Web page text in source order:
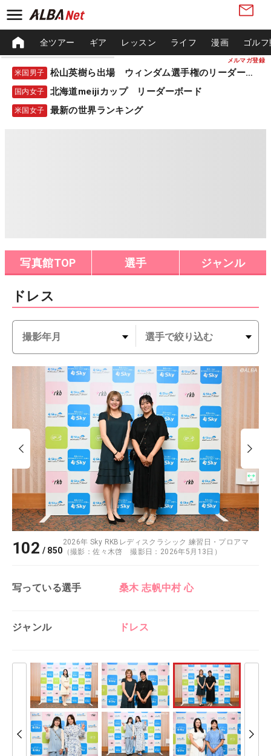
メルマガ登録
全ツアー ギア レッスン ライフ 漫画 ゴル
米国男子 松山英樹ら出場 ウィンダム選手権のリーダーボード
国内女子 北海道meijiカップ リーダーボード
米国女子 最新の世界ランキング
写真館TOP 選手 ジャンル
ドレス
102 / 850
2026年 Sky RKBレディスクラシック 練習日・プロアマ
（撮影：佐々木啓 撮影日：2026年5月13日）
写っている選手 桑木 志帆中村 心
ジャンル ドレス